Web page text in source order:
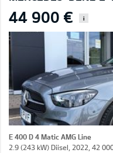
44 900 € i
E 400 D 4 Matic AMG Line
2.9 (243 kW) Diisel, 2022, 42